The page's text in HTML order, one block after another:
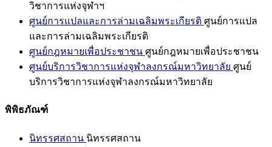
วิชาการแห่งจุฬาฯ
ศูนย์การแปลและการล่ามเฉลิมพระเกียรติ ศูนย์การแปล
และการล่ามเฉลิมพระเกียรติ
ศูนย์กฎหมายเพื่อประชาชน ศูนย์กฎหมายเพื่อประชาชน
ศูนย์บริการวิชาการแห่งจุฬาลงกรณ์มหาวิทยาลัย ศูนย์
บริการวิชาการแห่งจุฬาลงกรณ์มหาวิทยาลัย
พิพิธภัณฑ์
นิทรรศสถาน นิทรรศสถาน